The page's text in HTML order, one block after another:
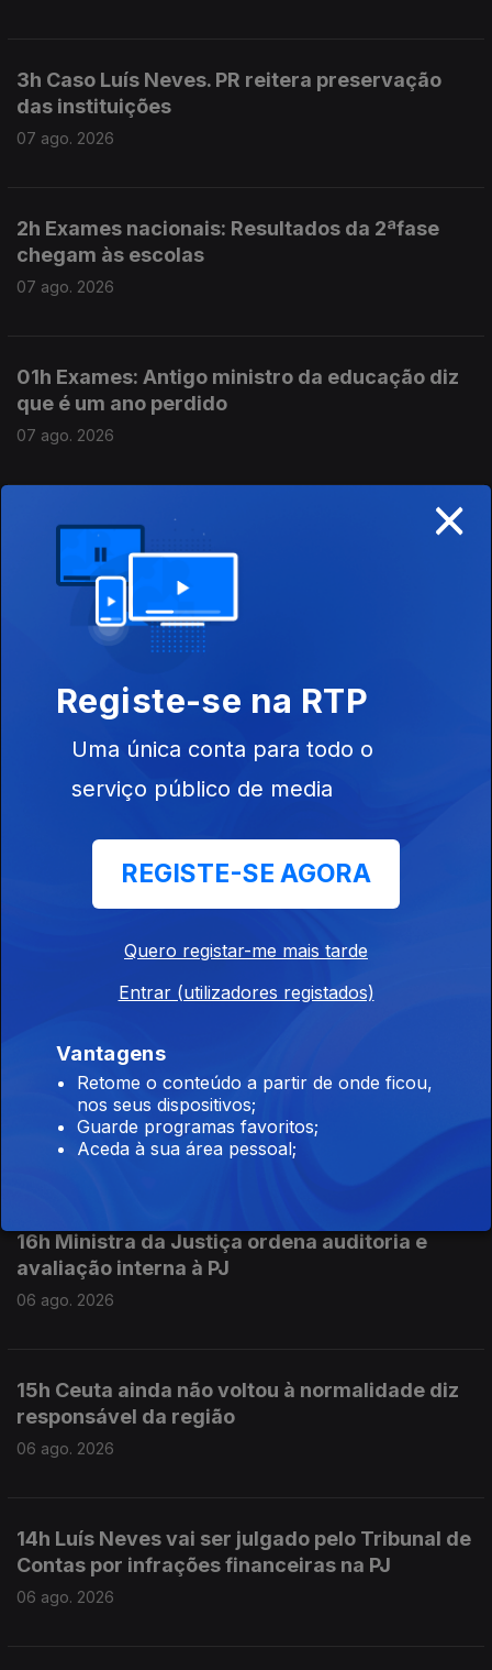
3h Caso Luís Neves. PR reitera preservação
das instituições
07 ago. 2026
2h Exames nacionais: Resultados da 2ªfase
chegam às escolas
07 ago. 2026
01h Exames: Antigo ministro da educação diz
que é um ano perdido
07 ago. 2026
00h "Ano perdido" diz o ex ministro da
educação sobre os exames
07 ago. 2026
chegam às escolas
instituições", diz PR
17h MAI elogia iniciativa da Ministra da Justiça
06 ago. 2026
16h Ministra da Justiça ordena auditoria e
avaliação interna à PJ
06 ago. 2026
15h Ceuta ainda não voltou à normalidade diz
responsável da região
06 ago. 2026
14h Luís Neves vai ser julgado pelo Tribunal de
Contas por infrações financeiras na PJ
06 ago. 2026
×
Registe-se na RTP
Uma única conta para todo o
serviço público de media
REGISTE-SE AGORA
Quero registar-me mais tarde
Entrar (utilizadores registados)
Vantagens
Retome o conteúdo a partir de onde ficou,
nos seus dispositivos;
Guarde programas favoritos;
Aceda à sua área pessoal;